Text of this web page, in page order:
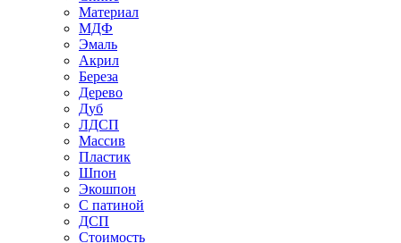
Материал
МДФ
Эмаль
Акрил
Береза
Дерево
Дуб
ЛДСП
Массив
Пластик
Шпон
Экошпон
С патиной
ДСП
Стоимость